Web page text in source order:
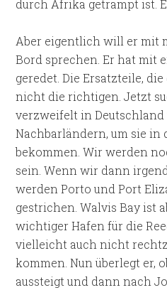
durch Afrika getrampt ist.
Aber eigentlich will er mit
Bord sprechen. Er hat mit
geredet. Die Ersatzteile,
nicht die richtigen. Jetzt
verzweifelt in
Nachbarländern, um sie in
bekommen. Wir werden
sein. Wenn wir dann
werden Porto und Port
gestrichen. Walvis Bay ist
wichtiger Hafen für die
vielleicht auch nicht
kommen. Nun überlegt er,
aussteigt und dann nach